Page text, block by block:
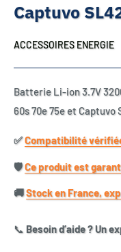
Captuvo
ACCESSOIRES ENERGIE
Batterie Li-ion 3.7V
60s 70e 75e et Captuvo
✅​Compatibilité
🛡️​Ce produit est
🚚​Stock en France,
📞 Besoin d’aide ? Un